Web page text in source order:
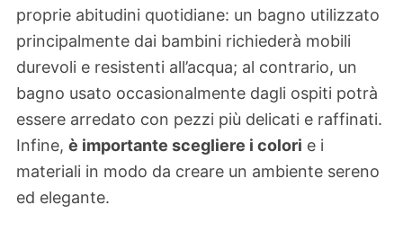
proprie abitudini quotidiane: un bagno utilizzato
principalmente dai bambini richiederà mobili
durevoli e resistenti all’acqua; al contrario, un
bagno usato occasionalmente dagli ospiti potrà
essere arredato con pezzi più delicati e raffinati.
Infine, è importante scegliere i colori e i
materiali in modo da creare un ambiente sereno
ed elegante.